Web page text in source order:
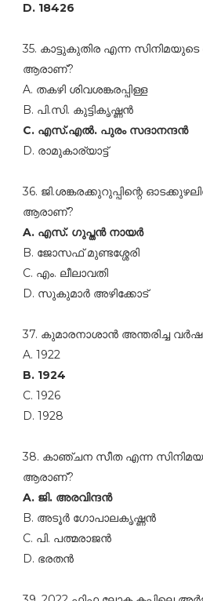
D. 18426
35. കാട്ടുകുതിര എന്ന
ആരാണ്‌?
A. തകഴി ശിവശങ്കരപ്പിള്ള
B. പി.സി. കുട്ടികൃഷ്ണന്‍
C. എസ്‌.എല്‍. പുരം സദാനന്ദന്‍
D. രാമുകാര്യാട്ട്‌
36. ജി.ശങ്കരക്കുറുപ്പിന്റെ
ആരാണ്‌?
A. എസ്‌. ഗുപ്തന്‍ നായര്‍
B. ജോസഫ്‌ മുണ്ടശ്ശേരി
C. എം. ലീലാവതി
D. സുകുമാര്‍ അഴിക്കോട്‌
37. കുമാരനാശാന്‍ അന്തരിച്ച
A. 1922
B. 1924
C. 1926
D. 1928
38. കാഞ്ചന സീത എന്ന
ആരാണ്‌?
A. ജി. അരവിന്ദന്‍
B. അടൂര്‍ ഗോപാലകൃഷ്ണന്‍
C. പി. പത്മരാജന്‍
D. ഭരതന്‍